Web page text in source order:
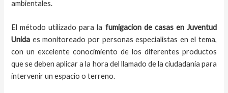
ambientales.
El método utilizado para la fumigacion de casas en Juventud
Unida es monitoreado por personas especialistas en el tema,
con un excelente conocimiento de los diferentes productos
que se deben aplicar a la hora del llamado de la ciudadanía para
intervenir un espacio o terreno.